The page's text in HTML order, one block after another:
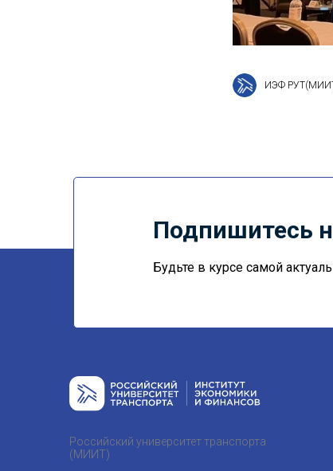
ИЭФ
Подпишитесь
Будьте в курсе самой
Российский университет транспорта
(МИИТ)